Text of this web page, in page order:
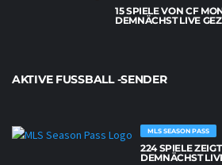
15 SPIELE VON CF
DEMNÄCHST LIVE
AKTIVE FUSSBALL -SENDER
MLS SEASON PASS
224 SPIELE
DEMNÄCHST